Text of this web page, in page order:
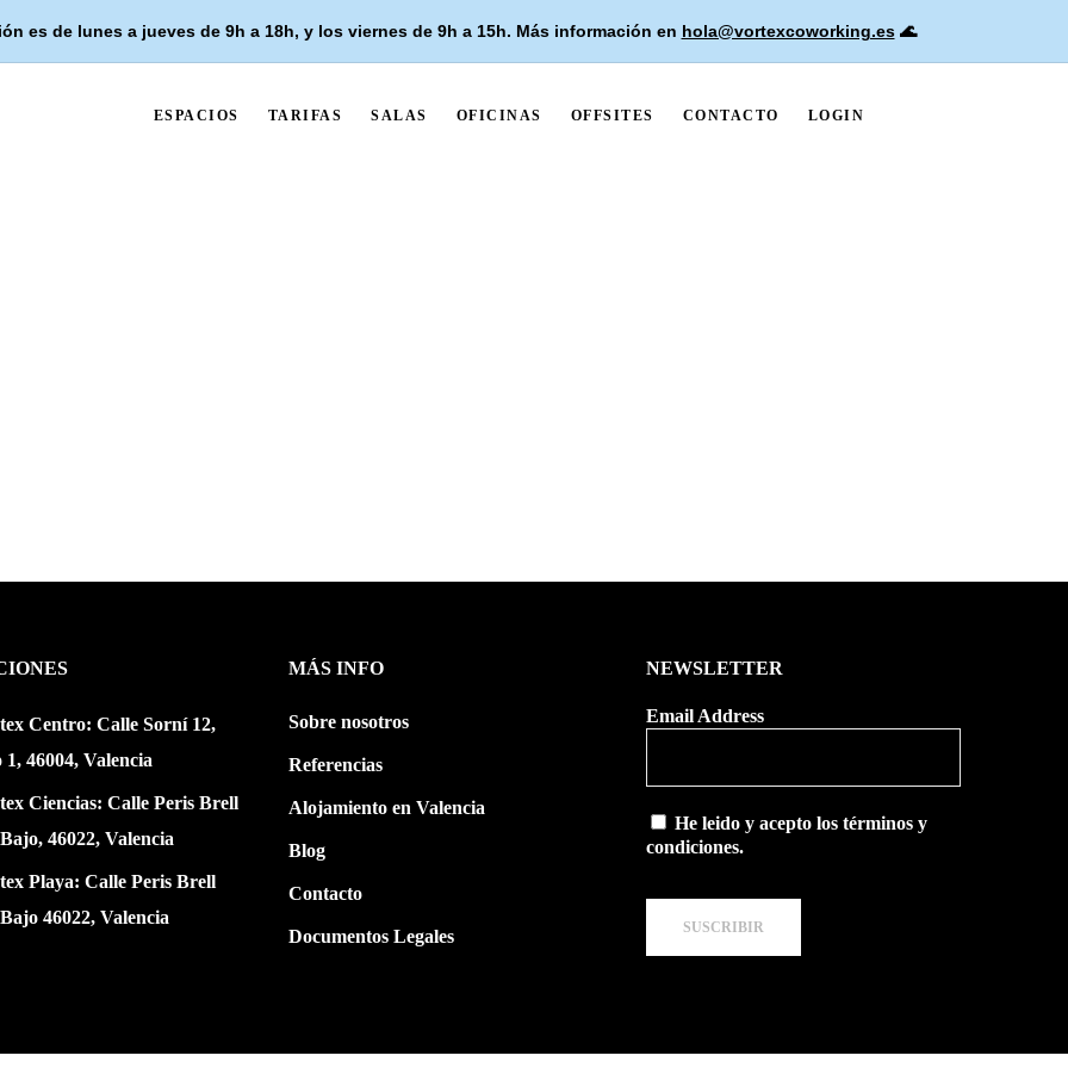
es de lunes a jueves de 9h a 18h, y los viernes de 9h a 15h. Más información en hola@vortexcoworking.es🌊
ESPACIOS TARIFAS SALAS OFICINAS OFFSITES CONTACTO LOGIN
Centro: Calle Sorní 12,
1, 46004, Valencia
Ciencias: Calle Peris Brell
46022, Valencia
Playa: Calle Peris Brell
46022, Valencia
MÁS INFO
Sobre nosotros
Referencias
Alojamiento en Valencia
Blog
Contacto
Documentos Legales
NEWSLETTER
Email Address
He leido y acepto los términos y
condiciones.